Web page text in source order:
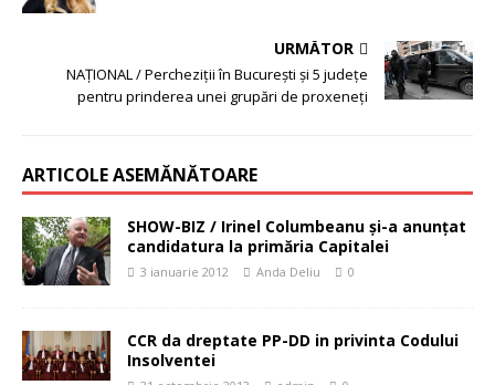
URMĂTOR
NAŢIONAL / Percheziţii în Bucureşti şi 5 judeţe
pentru prinderea unei grupări de proxeneţi
ARTICOLE ASEMĂNĂTOARE
SHOW-BIZ / Irinel Columbeanu şi-a anunţat
candidatura la primăria Capitalei
3 ianuarie 2012 Anda Deliu 0
CCR da dreptate PP-DD in privinta Codului
Insolventei